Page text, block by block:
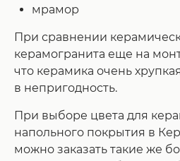
мрамор
При сравнении
керамогранита еще на
что керамика очень
в непригодность.
При выборе цвета для
напольного покрытия в
можно заказать такие же